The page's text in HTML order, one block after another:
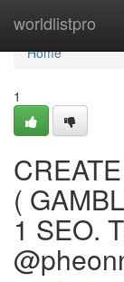
worldlistpro
Home
Home
1
(
1 SEO.